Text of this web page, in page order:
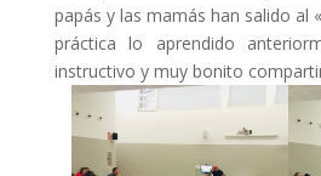
papás y las mamás han salido al
práctica lo aprendido
instructivo y muy bonito